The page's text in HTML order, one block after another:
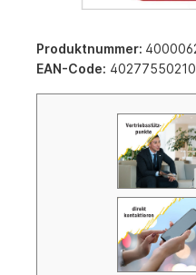
Produktnummer:
EAN-Code: